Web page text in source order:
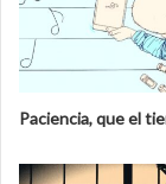
Paciencia, que el